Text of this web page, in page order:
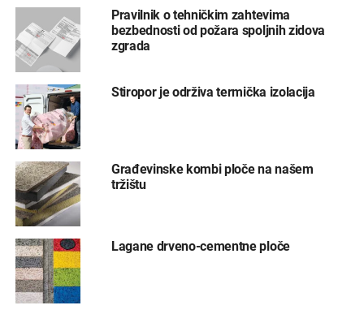
Pravilnik o tehničkim zahtevima
bezbednosti od požara spoljnih zidova
zgrada
Stiropor je održiva termička izolacija
Građevinske kombi ploče na našem
tržištu
Lagane drveno-cementne ploče